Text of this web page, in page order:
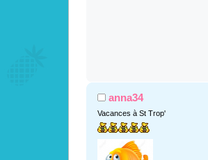
anna34
Vacances à St Trop'